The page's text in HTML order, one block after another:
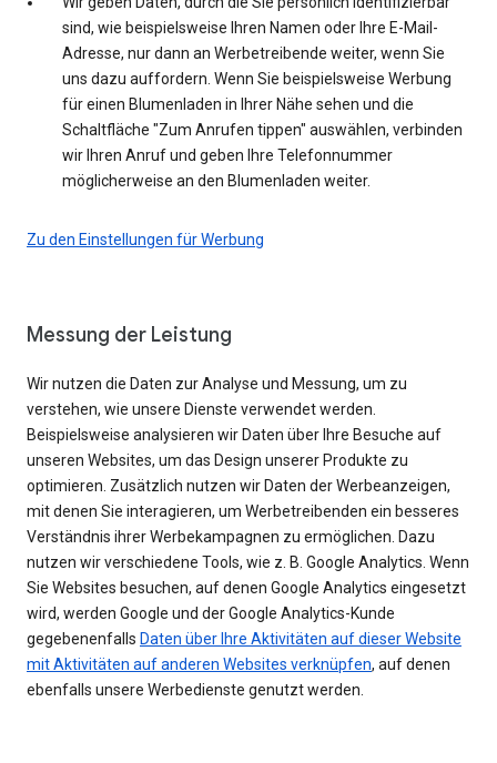
sind, wie beispielsweise Ihren Namen oder Ihre E-Mail-
Adresse, nur dann an Werbetreibende weiter, wenn Sie
uns dazu auffordern. Wenn Sie beispielsweise Werbung
für einen Blumenladen in Ihrer Nähe sehen und die
Schaltfläche "Zum Anrufen tippen" auswählen, verbinden
wir Ihren Anruf und geben Ihre Telefonnummer
möglicherweise an den Blumenladen weiter.
Zu den Einstellungen für Werbung
Messung der Leistung
Wir nutzen die Daten zur Analyse und Messung, um zu
verstehen, wie unsere Dienste verwendet werden.
Beispielsweise analysieren wir Daten über Ihre Besuche auf
unseren Websites, um das Design unserer Produkte zu
optimieren. Zusätzlich nutzen wir Daten der Werbeanzeigen,
mit denen Sie interagieren, um Werbetreibenden ein besseres
Verständnis ihrer Werbekampagnen zu ermöglichen. Dazu
nutzen wir verschiedene Tools, wie z. B. Google Analytics. Wenn
Sie Websites besuchen, auf denen Google Analytics eingesetzt
wird, werden Google und der Google Analytics-Kunde
gegebenenfalls Daten über Ihre Aktivitäten auf dieser Website
mit Aktivitäten auf anderen Websites verknüpfen, auf denen
ebenfalls unsere Werbedienste genutzt werden.